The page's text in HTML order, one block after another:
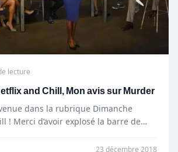
lecture
and Chill, Mon avis sur Murder
dans la rubrique Dimanche
! Merci d’avoir explosé la barre de
23 décembre 2018